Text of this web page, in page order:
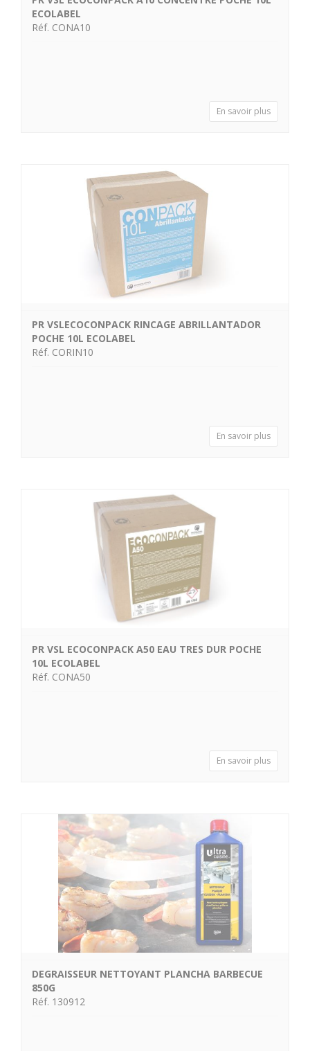
ECOLABEL
Réf. CONA10
En savoir plus
PR VSLECOCONPACK RINCAGE ABRILLANTADOR
POCHE 10L ECOLABEL
Réf. CORIN10
En savoir plus
PR VSL ECOCONPACK A50 EAU TRES DUR POCHE
10L ECOLABEL
Réf. CONA50
En savoir plus
DEGRAISSEUR NETTOYANT PLANCHA BARBECUE
850G
Réf. 130912